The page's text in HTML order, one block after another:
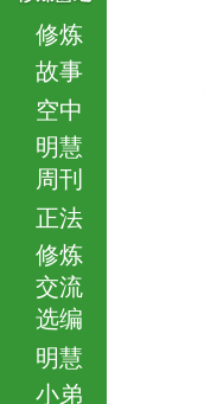
修炼
故事
空中
明慧
周刊
正法
修炼
交流
选编
明慧
小弟